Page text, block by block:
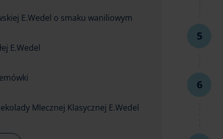
E.Wedel o smaku waniliowym
E.Wedel
Mlecznej Klasycznej E.Wedel